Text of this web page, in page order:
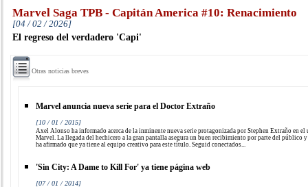
Marvel Saga TPB - Capitán America #10: Renacimiento
[04 / 02 / 2026]
El regreso del verdadero 'Capi'
Otras noticias breves
Marvel anuncia nueva serie para el Doctor Extraño
[10 / 01 / 2015]
Axel Alonso ha informado acerca de la inminente nueva serie protagonizada por Stephen Extraño en el
Marvel. La llegada del hechicero a la gran pantalla asegura un buen recibimiento por parte del público
ha afirmado que ya tiene al equipo creativo para este título. Seguid conectados...
'Sin City: A Dame to Kill For' ya tiene página web
[07 / 01 / 2014]